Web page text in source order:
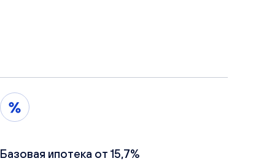
Базовая ипотека от 15,7%